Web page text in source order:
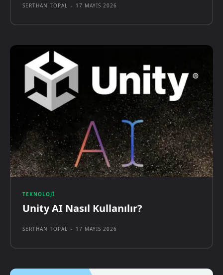
SERTHAN TOPAL - 17 MAYIS 2026
TEKNOLOJI
Unity AI Nasıl Kullanılır?
SERTHAN TOPAL - 17 MAYIS 2026